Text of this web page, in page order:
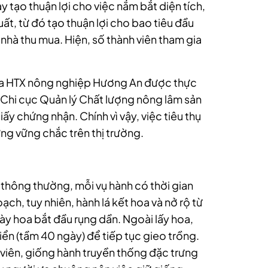
tạo thuận lợi cho việc nắm bắt diện tích,
từ đó tạo thuận lợi cho bao tiêu đầu
thu mua. Hiện, số thành viên tham gia
HTX nông nghiệp Hương An được thực
cục Quản lý Chất lượng nông lâm sản
chứng nhận. Chính vì vậy, việc tiêu thụ
vững chắc trên thị trường.
thường, mỗi vụ hành có thời gian
tuy nhiên, hành lá kết hoa và nở rộ từ
hoa bắt đầu rụng dần. Ngoài lấy hoa,
(tầm 40 ngày) để tiếp tục gieo trồng.
giống hành truyền thống đặc trưng